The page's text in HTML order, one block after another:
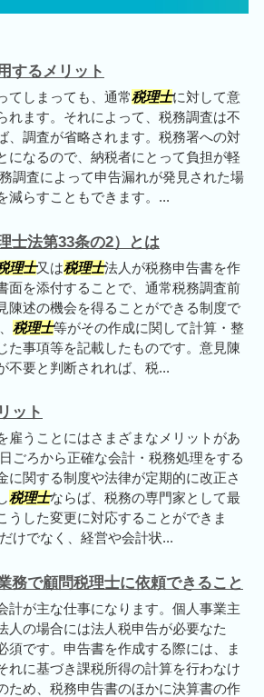
するメリット
てしまっても、通常税理士に対して意
れます。それによって、税務調査は不
、調査が省略されます。税務署への対
になるので、納税者にとって負担が軽
調査によって申告漏れが発見された場
減らすこともできます。...
士法第33条の2）とは
理士又は税理士法人が税務申告書を作
面を添付することで、通常税務調査前
陳述の機会を得ることができる制度で
税理士等がその作成に関して計算・整
た事項等を記載したものです。意見陳
不要と判断されれば、税...
ット
雇うことにはさまざまなメリットがあ
ごろから正確な会計・税務処理をする
に関する制度や法律が定期的に改正さ
税理士ならば、税務の専門家として最
うした変更に対応することができま
けでなく、経営や会計状...
務で顧問税理士に依頼できること
計が主な仕事になります。個人事業主
人の場合には法人税申告が必要なた
須です。申告書を作成する際には、ま
れに基づき課税所得の計算を行わなけ
ため、税務申告書のほかに決算書の作